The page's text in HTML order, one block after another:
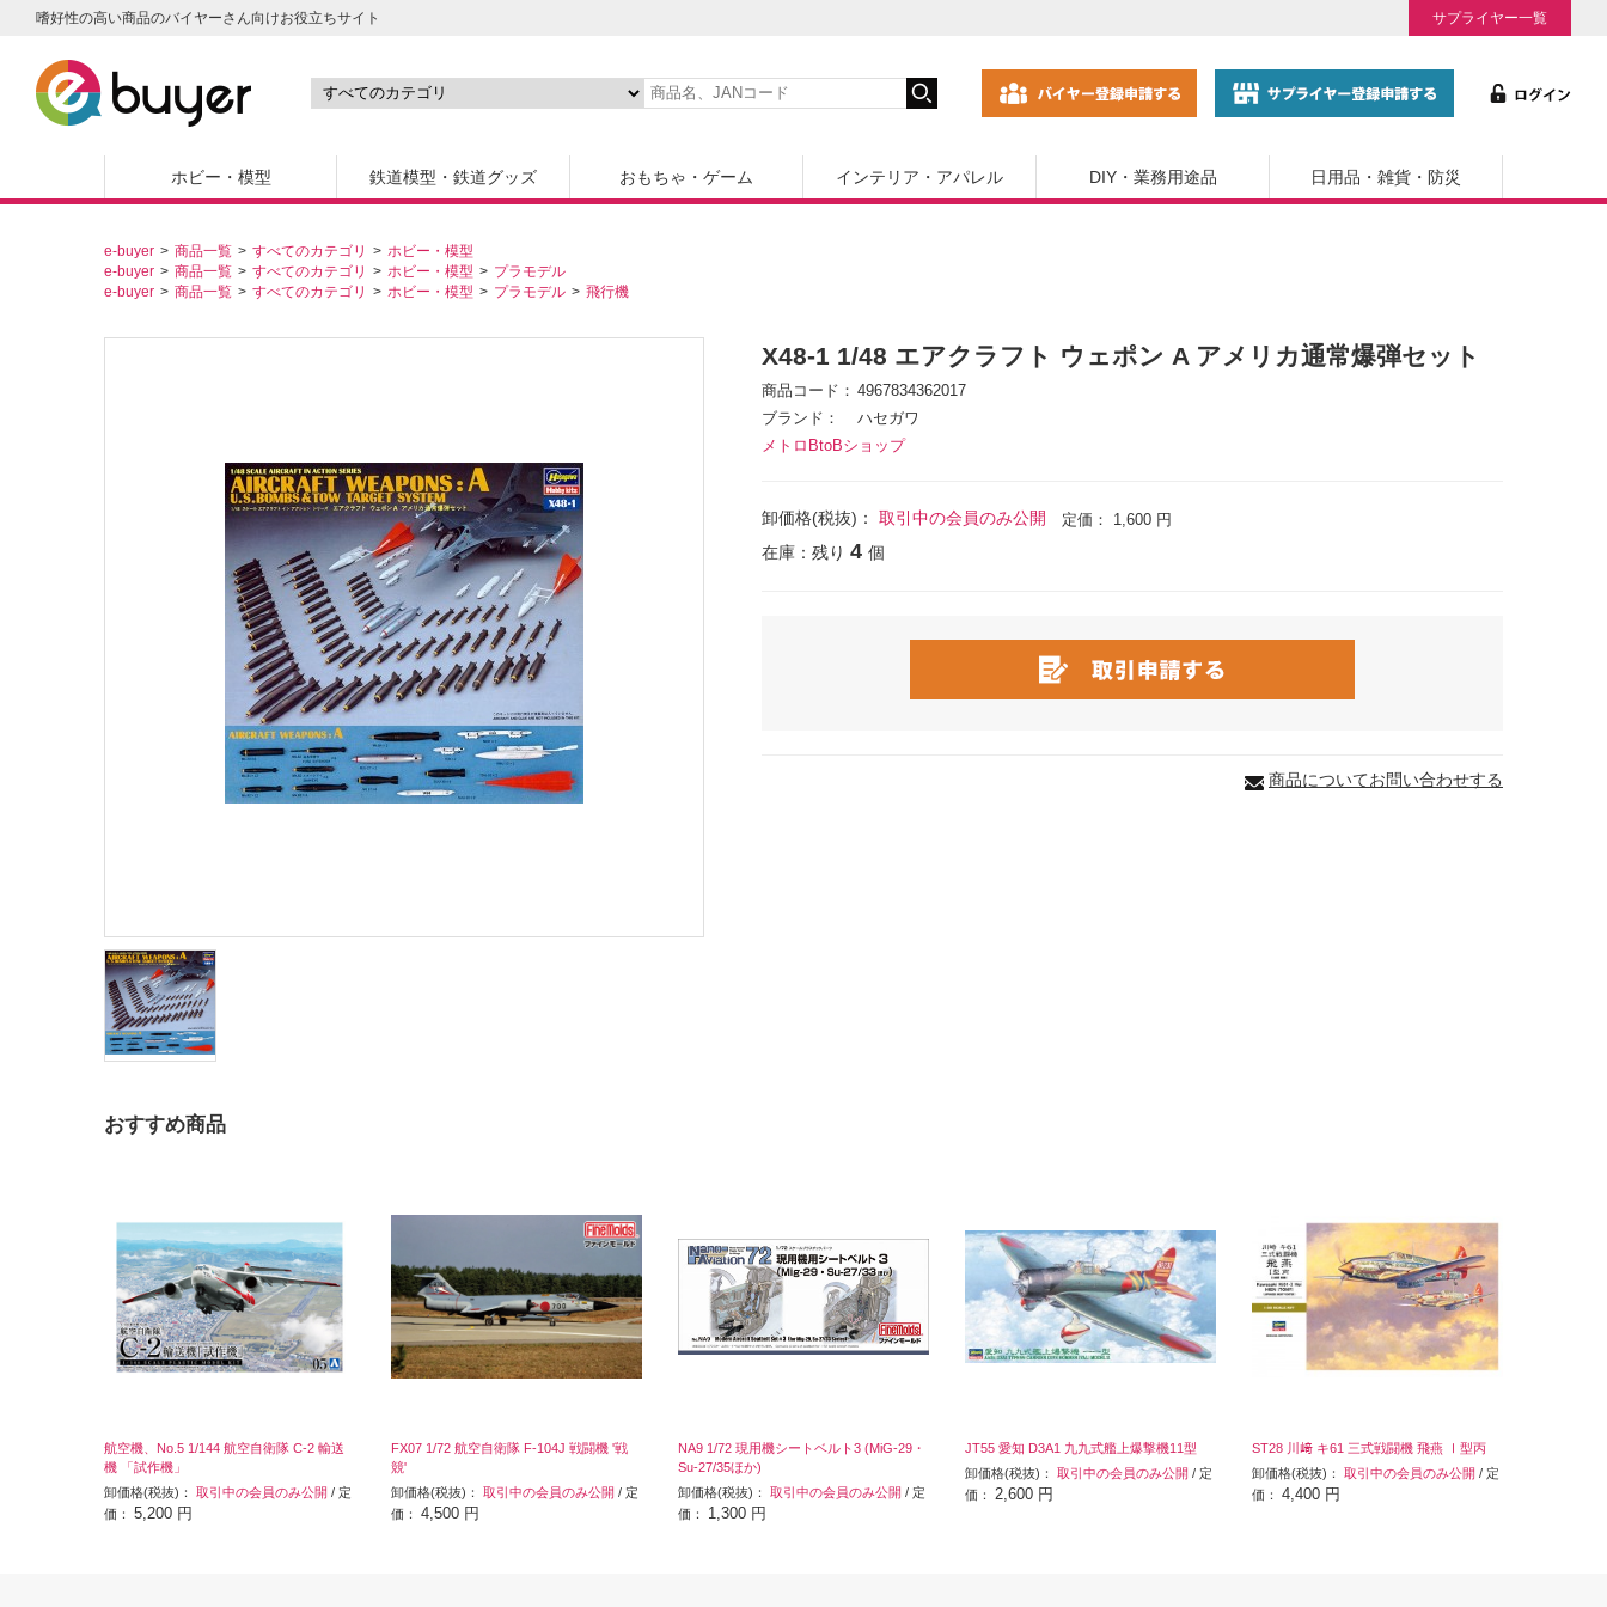
嗜好性の高い商品のバイヤーさん向けお役立ちサイト サプライヤー一覧
ホビー・模型 鉄道模型・鉄道グッズ おもちゃ・ゲーム インテリア・アパレル DIY・業務用途品 日用品・雑貨・防災
e-buyer 商品一覧 すべてのカテゴリ
ホビー・模型
e-buyer
商品一覧 すべてのカテゴリ ホビー・模型
プラモデル
e-buyer
商品一覧 すべてのカテゴリ ホビー・模型 プラモデル 飛行機
X48-1 1/48 エアクラフト ウェポン A アメリカ通常爆弾セット
商品コード
4967834362017
ブランド
ハセガワ
メトロBtoBショップ
卸価格(税抜)： 取引中の会員のみ公開 定価： 1,600 円
在庫：残り 4 個
商品についてお問い合わせする
おすすめ商品
航空機、No.5 1/144 航空自衛隊 C-2 輸送
機 「試作機」
卸価格(税抜)： 取引中の会員のみ公開 / 定
価： 5,200 円
FX07 1/72 航空自衛隊 F-104J 戦闘機 '戦
競'
卸価格(税抜)： 取引中の会員のみ公開 / 定
価： 4,500 円
NA9 1/72 現用機シートベルト3 (MiG-29・
Su-27/35ほか)
卸価格(税抜)： 取引中の会員のみ公開 / 定
価： 1,300 円
JT55 愛知 D3A1 九九式艦上爆撃機11型
卸価格(税抜)： 取引中の会員のみ公開 / 定
価： 2,600 円
ST28 川﨑 キ61 三式戦闘機 飛燕 Ⅰ型丙
卸価格(税抜)： 取引中の会員のみ公開 / 定
価： 4,400 円